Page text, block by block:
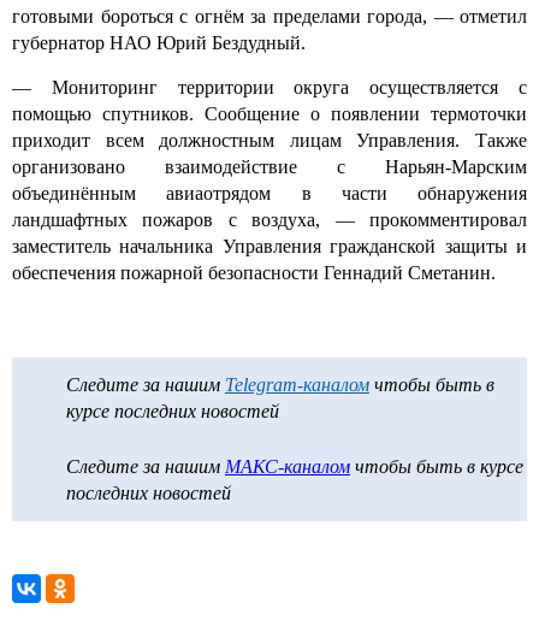
готовыми бороться с огнём за пределами города, — отметил
губернатор НАО Юрий Бездудный.
— Мониторинг территории округа осуществляется с
помощью спутников. Сообщение о появлении термоточки
приходит всем должностным лицам Управления. Также
организовано взаимодействие с Нарьян-Марским
объединённым авиаотрядом в части обнаружения
ландшафтных пожаров с воздуха, — прокомментировал
заместитель начальника Управления гражданской защиты и
обеспечения пожарной безопасности Геннадий Сметанин.
Следите за нашим Telegram-каналом чтобы быть в
курсе последних новостей
Следите за нашим МАКС-каналом чтобы быть в курсе
последних новостей